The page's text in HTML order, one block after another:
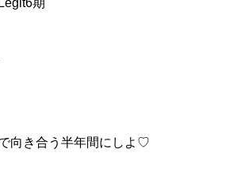
向き合う半年間にしよ♡